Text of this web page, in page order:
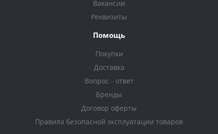
Вакансии
Реквизиты
Помощь
Покупки
Доставка
Вопрос - ответ
Бренды
Договор оферты
Правила безопасной эксплуатации товаров